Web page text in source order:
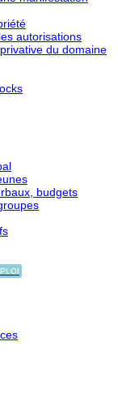
autorisations
du domaine
budgets